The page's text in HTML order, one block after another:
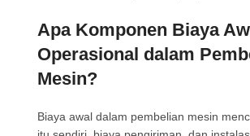
Apa Komponen Biaya
Operasional dalam
Mesin?
Biaya awal dalam pembelian mesin